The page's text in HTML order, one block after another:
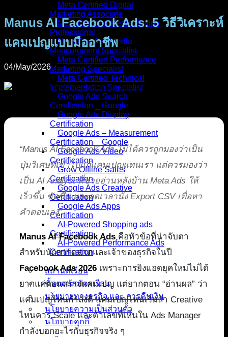
Meta Certified Digital
Marketing Associate
Meta Certified Media Buying
Professional
Meta Certified Media
Measurement Specialist
Meta Certified Performance
Marketing Specialist
Meta Certified Technical
Implementation Specialist
Google Ads Search
Certification _ Google
Google Ads Display
Certification
Google Ads – Measurement
Certification _ Google
Google Ads Video
Certification
Grow Offline Sales
Certification
Google Ads Creative
Certification
Google Ads Apps
Certification
AI-Powered Shopping ads
Certification
AI-Powered Performance Ads
Certification
สถานที่เรียน
ขั้นตอนสมัครเรียน
นโยบายทางธุรกิจ และ การคืนเงิน
นโยบายความเป็นส่วนตัว
นโยบายคุกกี้
Manus AI Facebook Ads: 5 วิธีวิเคราะห์
แคมเปญแบบมืออาชีพ
04/May/2026
“Manus AI Facebook Ads ไม่ได้ควรถูกมองว่าเป็น
ปุ่มวิเศษที่เข้าไปแก้แคมเปญแทนเรา แต่ควรมองว่า
เป็น AI Analyst ที่ช่วยอ่านหลังบ้าน Meta Ads ให้
เร็วขึ้น ชัดขึ้น และลดเวลานั่ง Export CSV เพื่อหา
คำตอบเอง”
Manus AI Facebook Ads คือหัวข้อที่น่าจับตา
สำหรับนักการตลาดและเจ้าของธุรกิจในปี
Facebook Ads 2026 เพราะการยิงแอดยุคใหม่ไม่ได้
ยากแค่ตอนสร้างแคมเปญ แต่ยากตอน “อ่านผล” ว่า
แคมเปญไหนกำลังดี แคมเปญไหนเริ่มล้า Creative
ไหนควร Scale และตัวเลขที่เห็นใน Ads Manager
กำลังบอกอะไรกับธุรกิจจริง ๆ